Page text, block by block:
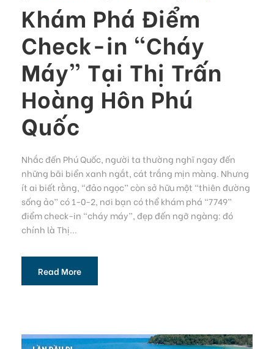
Khám Phá Điểm
Check-in “Cháy
Máy” Tại Thị Trấn
Hoàng Hôn Phú
Quốc
Nhắc đến Phú Quốc, người ta thường nghĩ ngay đến
những bãi biển xanh ngắt, cát trắng mịn màng. Nhưng
ít ai biết rằng, “đảo ngọc” còn sở hữu một “thiên đường
sống ảo” có 1-0-2, nơi bạn có thể khám phá “7749”
điểm check-in “cháy máy”, đẹp đến ngỡ ngàng: đó
chính là Thị...
Read More